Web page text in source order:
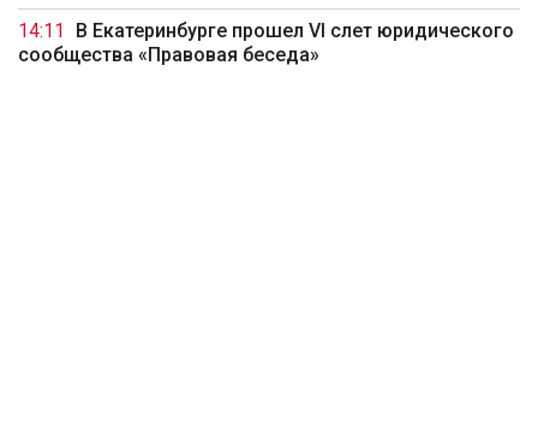
14:11
В Екатеринбурге прошел VI слет юридического
сообщества «Правовая беседа»